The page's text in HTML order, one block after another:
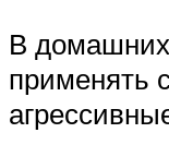
В
применять